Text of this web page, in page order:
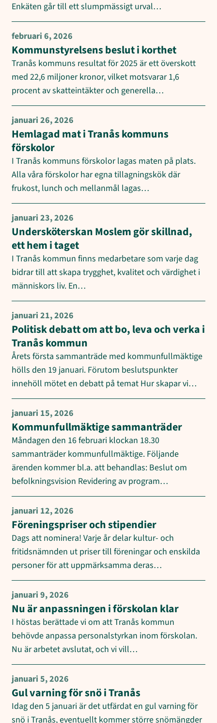
Enkäten går till ett slumpmässigt urval…
februari 6, 2026
Kommunstyrelsens beslut i korthet
Tranås kommuns resultat för 2025 är ett överskott
med 22,6 miljoner kronor, vilket motsvarar 1,6
procent av skatteintäkter och generella…
januari 26, 2026
Hemlagad mat i Tranås kommuns
förskolor
I Tranås kommuns förskolor lagas maten på plats.
Alla våra förskolor har egna tillagningskök där
frukost, lunch och mellanmål lagas…
januari 23, 2026
Undersköterskan Moslem gör skillnad,
ett hem i taget
I Tranås kommun finns medarbetare som varje dag
bidrar till att skapa trygghet, kvalitet och värdighet i
människors liv. En…
januari 21, 2026
Politisk debatt om att bo, leva och verka i
Tranås kommun
Årets första sammanträde med kommunfullmäktige
hölls den 19 januari. Förutom beslutspunkter
innehöll mötet en debatt på temat Hur skapar vi…
januari 15, 2026
Kommunfullmäktige sammanträder
Måndagen den 16 februari klockan 18.30
sammanträder kommunfullmäktige. Följande
ärenden kommer bl.a. att behandlas: Beslut om
befolkningsvision Revidering av program…
januari 12, 2026
Föreningspriser och stipendier
Dags att nominera! Varje år delar kultur- och
fritidsnämnden ut priser till föreningar och enskilda
personer för att uppmärksamma deras…
januari 9, 2026
Nu är anpassningen i förskolan klar
I höstas berättade vi om att Tranås kommun
behövde anpassa personalstyrkan inom förskolan.
Nu är arbetet avslutat, och vi vill…
januari 5, 2026
Gul varning för snö i Tranås
Idag den 5 januari är det utfärdat en gul varning för
snö i Tranås, eventuellt kommer större snömängder